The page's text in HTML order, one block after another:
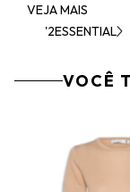
VEJA MAIS
'2ESSENTIAL
VOCÊ